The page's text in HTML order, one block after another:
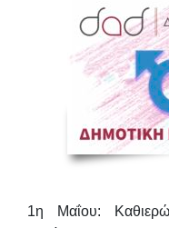
1η Μαΐου: